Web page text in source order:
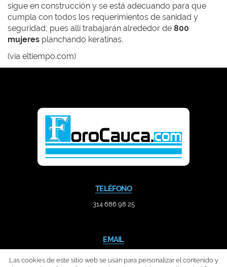
sigue en construcción y se está adecuando para que
cumpla con todos los requerimientos de sanidad y
seguridad, pues allí trabajarán alrededor de 800
mujeres planchando keratinas.
(vía eltiempo.com)
TELÉFONO
314 686 98 25
EMAIL
Las cookies de este sitio web se usan para personalizar el contenido y